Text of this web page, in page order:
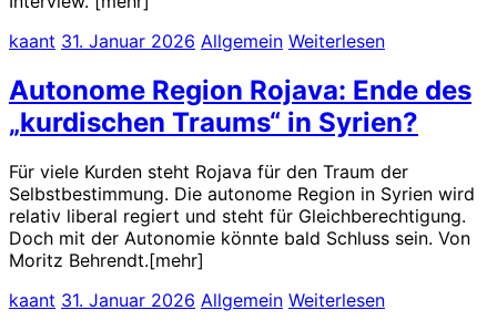
kaant 31. Januar 2026 Allgemein Weiterlesen
Autonome Region Rojava: Ende des
„kurdischen Traums“ in Syrien?
Für viele Kurden steht Rojava für den Traum der
Selbstbestimmung. Die autonome Region in Syrien wird
relativ liberal regiert und steht für Gleichberechtigung.
Doch mit der Autonomie könnte bald Schluss sein. Von
Moritz Behrendt.[mehr]
kaant 31. Januar 2026 Allgemein Weiterlesen